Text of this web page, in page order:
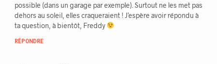
possible (dans un garage par exemple). Surtout ne les met pas
dehors au soleil, elles craqueraient ! J’espère avoir répondu à
ta question, à bientôt, Freddy
RÉPONDRE